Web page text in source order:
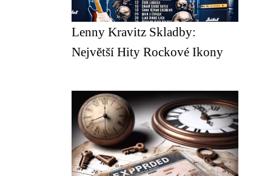
Lenny Kravitz Skladby:
Největší Hity Rockové Ikony